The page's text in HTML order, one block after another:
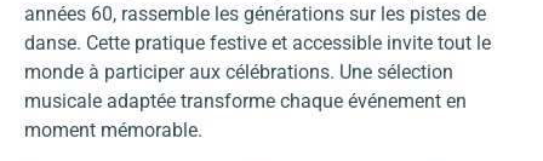
années 60, rassemble les générations sur les pistes de
danse. Cette pratique festive et accessible invite tout le
monde à participer aux célébrations. Une sélection
musicale adaptée transforme chaque événement en
moment mémorable.